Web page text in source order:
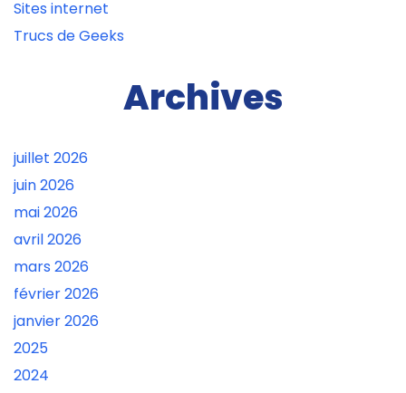
Sites internet
Trucs de Geeks
Archives
juillet 2026
juin 2026
mai 2026
avril 2026
mars 2026
février 2026
janvier 2026
2025
2024